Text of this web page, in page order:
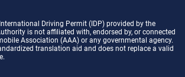
Driving Permit (IDP) provided by the
is not affiliated with, endorsed by, or connected
Association (AAA) or any governmental agency.
translation aid and does not replace a valid